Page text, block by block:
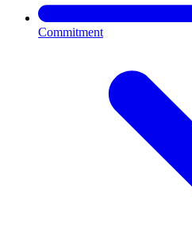
Commitment